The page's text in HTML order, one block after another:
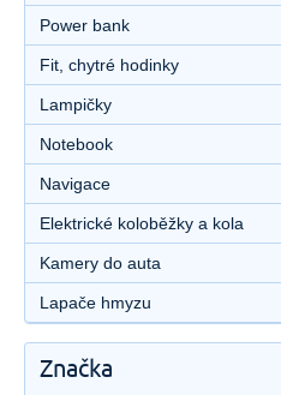
Power bank
Fit, chytré hodinky
Lampičky
Notebook
Navigace
Elektrické koloběžky a kola
Kamery do auta
Lapače hmyzu
Značka